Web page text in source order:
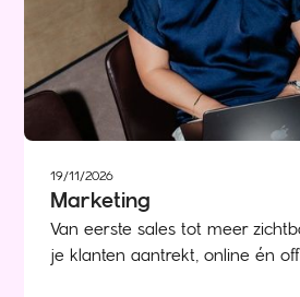
19/11/2026
Marketing
Van eerste sales tot meer
je klanten aantrekt, online én